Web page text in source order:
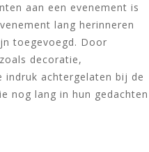
aan een evenement is
lang herinneren
toegevoegd. Door
decoratie,
achtergelaten bij de
nog lang in hun gedachten